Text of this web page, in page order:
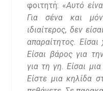
φοιτητή: «Αυτό
Για σένα και
ιδιαίτερος, δεν
απαραίτητος.
Είσαι βάρος για
για τη γη. Είσαι
Είστε μια κηλίδα